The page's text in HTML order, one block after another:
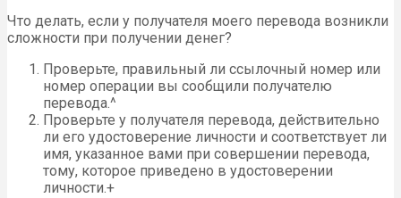
Что делать, если у получателя моего перевода возникли
сложности при получении денег?
Проверьте, правильный ли ссылочный номер или
номер операции вы сообщили получателю
перевода.^
Проверьте у получателя перевода, действительно
ли его удостоверение личности и соответствует ли
имя, указанное вами при совершении перевода,
тому, которое приведено в удостоверении
личности.+